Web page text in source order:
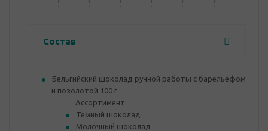
Состав
Бельгийский шоколад ручной работы с барельефом
и позолотой 100 г
Ассортимент:
Темный шоколад
Молочный шоколад